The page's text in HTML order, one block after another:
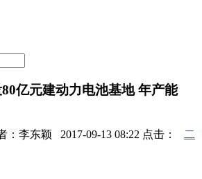
亿元建动力电池基地 年产能
： 李东颖 2017-09-13 08:22 点击： 二